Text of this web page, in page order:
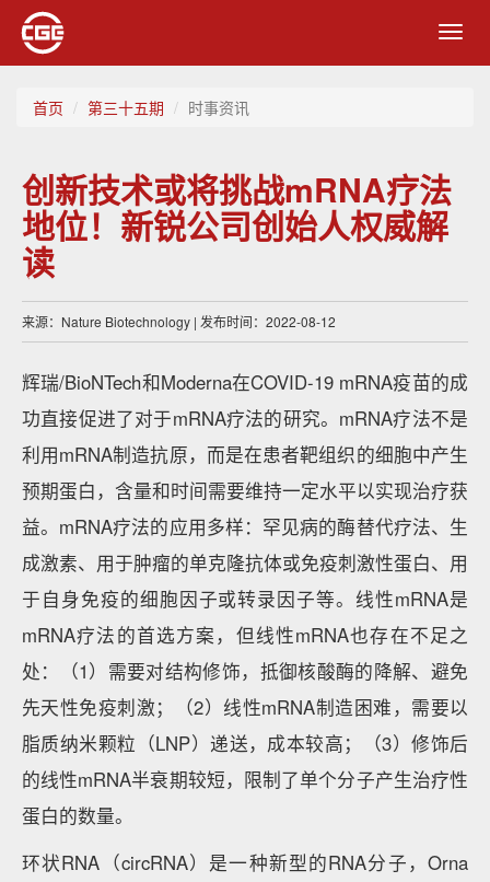
首页 第三十五期 时事资讯
创新技术或将挑战mRNA疗法
地位！新锐公司创始人权威解
读
来源：Nature Biotechnology | 发布时间：2022-08-12
辉瑞/BioNTech和Moderna在COVID-19 mRNA疫苗的成
功直接促进了对于mRNA疗法的研究。mRNA疗法不是
利用mRNA制造抗原，而是在患者靶组织的细胞中产生
预期蛋白，含量和时间需要维持一定水平以实现治疗获
益。mRNA疗法的应用多样：罕见病的酶替代疗法、生
成激素、用于肿瘤的单克隆抗体或免疫刺激性蛋白、用
于自身免疫的细胞因子或转录因子等。线性mRNA是
mRNA疗法的首选方案，但线性mRNA也存在不足之
处：（1）需要对结构修饰，抵御核酸酶的降解、避免
先天性免疫刺激；（2）线性mRNA制造困难，需要以
脂质纳米颗粒（LNP）递送，成本较高；（3）修饰后
的线性mRNA半衰期较短，限制了单个分子产生治疗性
蛋白的数量。
环状RNA（circRNA）是一种新型的RNA分子，Orna